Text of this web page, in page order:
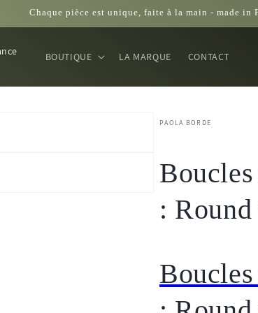
Chaque pièce est unique, faite à la main - made in
BOUTIQUE LA MARQUE CONTACT
PAOLA BORDE
: